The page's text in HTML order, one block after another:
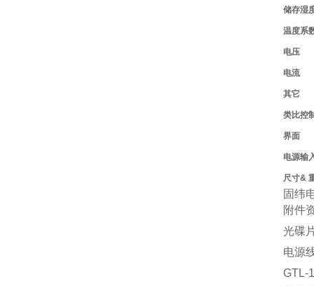
储存湿
温度系
电压
电流
其它
类比控
界面
电源输
尺寸&
固纬
附件
光碟
电源
GTL-